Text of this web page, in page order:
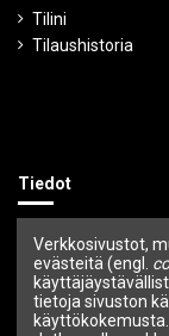
Tilini
Tilaushistoria
Tiedot
Maksutavat
Toimitustavat
Ostettujen
Verkkosivustot,
evästeitä (engl.
tietoja sivuston